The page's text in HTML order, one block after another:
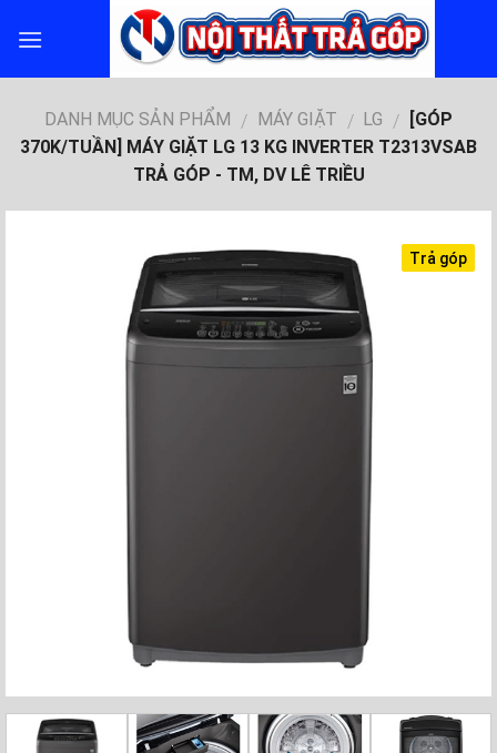
DANH MỤC SẢN PHẨM / MÁY GIẶT / LG /
[GÓP
370K/TUẦN] MÁY GIẶT LG 13 KG INVERTER T2313VSAB
TRẢ GÓP - TM, DV LÊ TRIỀU
Trả góp